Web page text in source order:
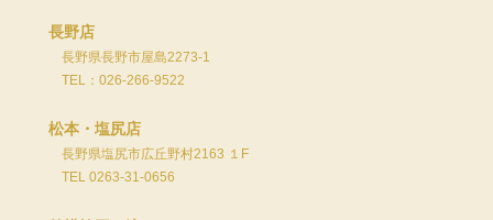
長野店
長野県長野市屋島2273-1
TEL：026-266-9522
松本・塩尻店
長野県塩尻市広丘野村2163 １F
TEL 0263-31-0656